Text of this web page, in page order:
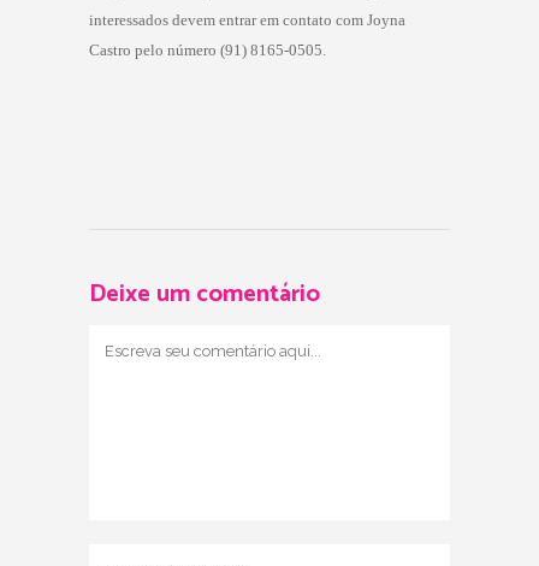
interessados devem entrar em contato com Joyna
Castro pelo número (91) 8165-0505.
Deixe um comentário